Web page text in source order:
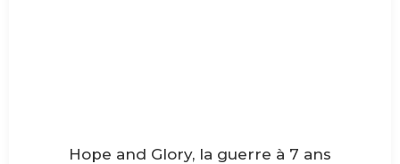
Hope and Glory, la guerre à 7 ans